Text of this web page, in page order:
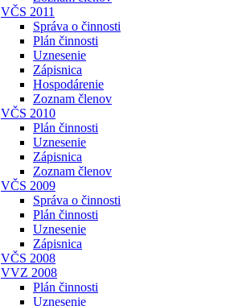
VČS 2011
Správa o činnosti
Plán činnosti
Uznesenie
Zápisnica
Hospodárenie
Zoznam členov
VČS 2010
Plán činnosti
Uznesenie
Zápisnica
Zoznam členov
VČS 2009
Správa o činnosti
Plán činnosti
Uznesenie
Zápisnica
VČS 2008
VVZ 2008
Plán činnosti
Uznesenie